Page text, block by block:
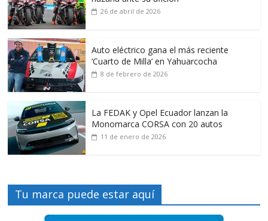
26 de abril de 2026
Auto eléctrico gana el más reciente
‘Cuarto de Milla’ en Yahuarcocha
8 de febrero de 2026
La FEDAK y Opel Ecuador lanzan la
Monomarca CORSA con 20 autos
11 de enero de 2026
Tu marca puede estar aquí